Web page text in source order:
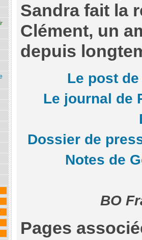
Sandra fait la
Clément, un
depuis
Le post
Le journal de
Dossier de
Notes de
BO
Pages